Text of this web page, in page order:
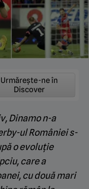
Urmărește-ne în
Discover
Dinamon-a
ul României s-
o evoluție
care a
cu două mari